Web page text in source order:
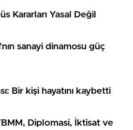
Kararları Yasal Değil
sanayi dinamosu güç
Bir kişi hayatını kaybetti
Diplomasi, İktisat ve